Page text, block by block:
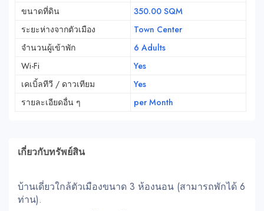
ขนาดที่ดิน
350.00 SQM
ระยะห่างจากตัวเมือง
Town Center
จำนวนผู้เข้าพัก
6 Adults
Wi-Fi
Yes
เคเบิ้ลทีวี / ดาวเทียม
Yes
รายละเอียดอื่น ๆ
per Month
เกี่ยวกับทรัพย์สิน
บ้านเดี่ยวใกล้ตัวเมืองขนาด 3 ห้องนอน (สามารถพักได้ 6
ท่าน).